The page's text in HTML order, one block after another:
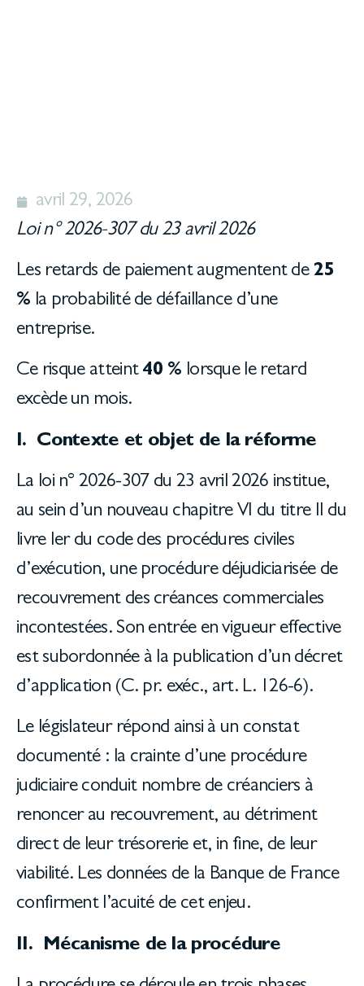
avril 29, 2026
Loi n° 2026-307 du 23 avril 2026
Les retards de paiement augmentent de 25
% la probabilité de défaillance d’une
entreprise.
Ce risque atteint 40 % lorsque le retard
excède un mois.
I. Contexte et objet de la réforme
La loi n° 2026-307 du 23 avril 2026 institue,
au sein d’un nouveau chapitre VI du titre II du
livre Ier du code des procédures civiles
d’exécution, une procédure déjudiciarisée de
recouvrement des créances commerciales
incontestées. Son entrée en vigueur effective
est subordonnée à la publication d’un décret
d’application (C. pr. exéc., art. L. 126-6).
Le législateur répond ainsi à un constat
documenté : la crainte d’une procédure
judiciaire conduit nombre de créanciers à
renoncer au recouvrement, au détriment
direct de leur trésorerie et, in fine, de leur
viabilité. Les données de la Banque de France
confirment l’acuité de cet enjeu.
II. Mécanisme de la procédure